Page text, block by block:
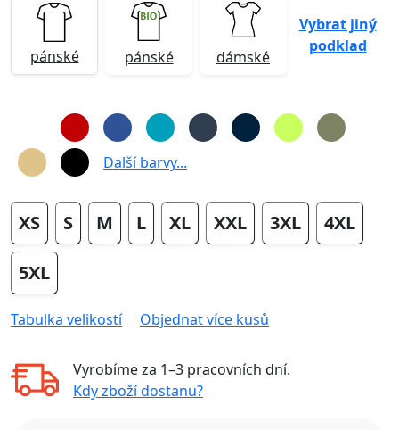
pánské pánské dámské
Vybrat jiný
podklad
Další barvy...
XS S M L XL XXL 3XL 4XL
5XL
Tabulka velikostí Objednat více kusů
Vyrobíme za 1–3 pracovních dní.
Kdy zboží dostanu?